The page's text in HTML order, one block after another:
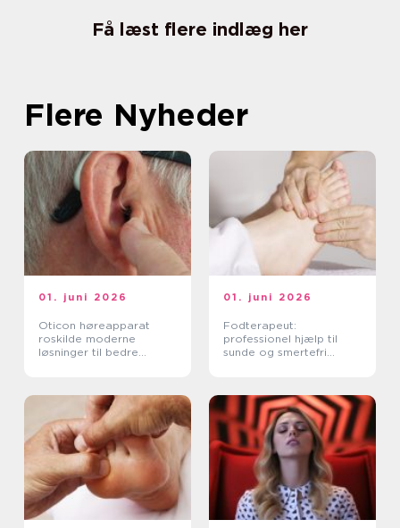
Få læst flere indlæg her
Flere Nyheder
01. juni 2026
Oticon høreapparat
roskilde moderne
løsninger til bedre
01. juni 2026
Fodterapeut:
professionel hjælp til
sunde og smertefri